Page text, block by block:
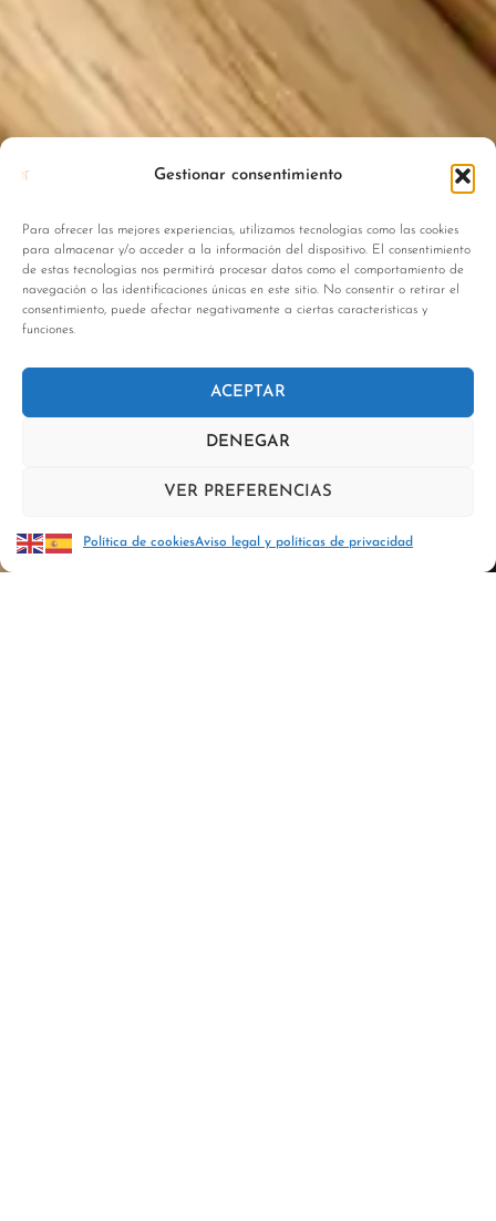
Gestionar consentimiento
Para ofrecer las mejores experiencias, utilizamos tecnologías como las cookies
para almacenar y/o acceder a la información del dispositivo. El consentimiento
de estas tecnologías nos permitirá procesar datos como el comportamiento de
navegación o las identificaciones únicas en este sitio. No consentir o retirar el
consentimiento, puede afectar negativamente a ciertas características y
funciones.
ACEPTAR
DENEGAR
VER PREFERENCIAS
Política de cookiesAviso legal y políticas de privacidad